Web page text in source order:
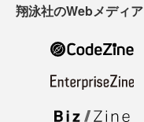
翔泳社のWebメディア